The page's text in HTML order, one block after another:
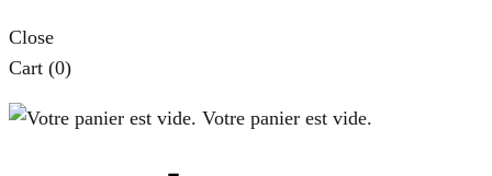
Close
Cart (0)
Votre panier est vide.